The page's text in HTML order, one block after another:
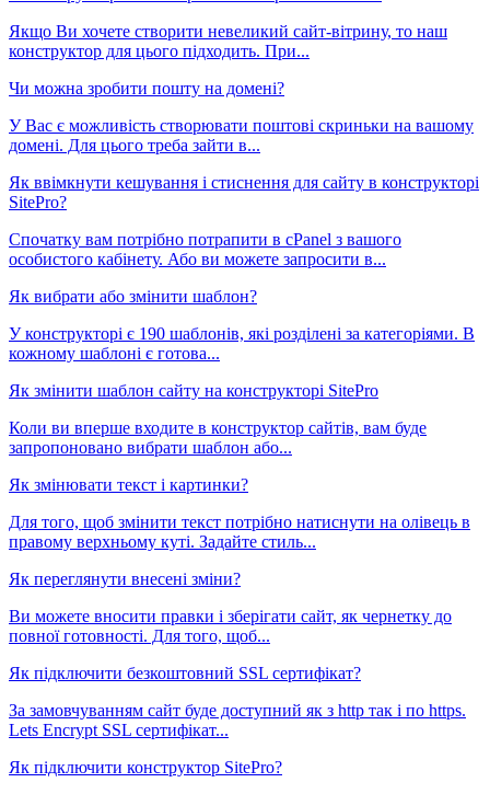
Якщо Ви хочете створити невеликий сайт-вітрину, то наш
конструктор для цього підходить. При...
Чи можна зробити пошту на домені?
У Вас є можливість створювати поштові скриньки на вашому
домені. Для цього треба зайти в...
Як ввімкнути кешування і стиснення для сайту в конструкторі
SitePro?
Спочатку вам потрібно потрапити в cPanel з вашого
особистого кабінету. Або ви можете запросити в...
Як вибрати або змінити шаблон?
У конструкторі є 190 шаблонів, які розділені за категоріями. В
кожному шаблоні є готова...
Як змінити шаблон сайту на конструкторі SitePro
Коли ви вперше входите в конструктор сайтів, вам буде
запропоновано вибрати шаблон або...
Як змінювати текст і картинки?
Для того, щоб змінити текст потрібно натиснути на олівець в
правому верхньому куті. Задайте стиль...
Як переглянути внесені зміни?
Ви можете вносити правки і зберігати сайт, як чернетку до
повної готовності. Для того, щоб...
Як підключити безкоштовний SSL сертифікат?
За замовчуванням сайт буде доступний як з http так і по https.
Lets Encrypt SSL сертифікат...
Як підключити конструктор SitePro?